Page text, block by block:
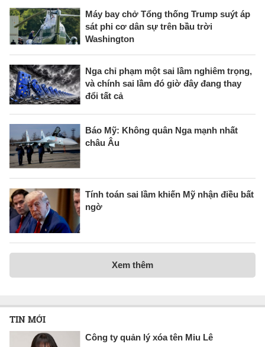
Máy bay chở Tổng thống Trump suýt áp
sát phi cơ dân sự trên bầu trời
Washington
Nga chỉ phạm một sai lầm nghiêm trọng,
và chính sai lầm đó giờ đây đang thay
đổi tất cả
Báo Mỹ: Không quân Nga mạnh nhất
châu Âu
Tính toán sai lầm khiến Mỹ nhận điều bất
ngờ
Xem thêm
TIN MỚI
Công ty quản lý xóa tên Miu Lê